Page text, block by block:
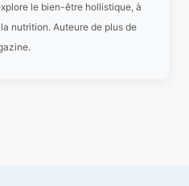
le bien-être hollistique, à
nutrition. Auteure de plus de